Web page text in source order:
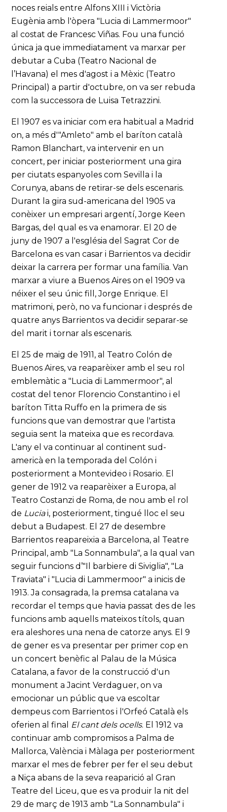
noces reials entre Alfons XIII i Victòria
Eugènia amb l'òpera "Lucia di Lammermoor"
al costat de Francesc Viñas. Fou una funció
única ja que immediatament va marxar per
debutar a Cuba (Teatro Nacional de
l’Havana) el mes d'agost i a Mèxic (Teatro
Principal) a partir d'octubre, on va ser rebuda
com la successora de Luisa Tetrazzini.
El 1907 es va iniciar com era habitual a Madrid
on, a més d'"Amleto" amb el baríton català
Ramon Blanchart, va intervenir en un
concert, per iniciar posteriorment una gira
per ciutats espanyoles com Sevilla i la
Corunya, abans de retirar-se dels escenaris.
Durant la gira sud-americana del 1905 va
conèixer un empresari argentí, Jorge Keen
Bargas, del qual es va enamorar. El 20 de
juny de 1907 a l'església del Sagrat Cor de
Barcelona es van casar i Barrientos va decidir
deixar la carrera per formar una família. Van
marxar a viure a Buenos Aires on el 1909 va
néixer el seu únic fill, Jorge Enrique. El
matrimoni, però, no va funcionar i després de
quatre anys Barrientos va decidir separar-se
del marit i tornar als escenaris.
El 25 de maig de 1911, al Teatro Colón de
Buenos Aires, va reaparèixer amb el seu rol
emblemàtic a "Lucia di Lammermoor", al
costat del tenor Florencio Constantino i el
baríton Titta Ruffo en la primera de sis
funcions que van demostrar que l'artista
seguia sent la mateixa que es recordava.
L'any el va continuar al continent sud-
americà en la temporada del Colón i
posteriorment a Montevideo i Rosario. El
gener de 1912 va reaparèixer a Europa, al
Teatro Costanzi de Roma, de nou amb el rol
de Luciai, posteriorment, tingué lloc el seu
debut a Budapest. El 27 de desembre
Barrientos reapareixia a Barcelona, al Teatre
Principal, amb "La Sonnambula", a la qual van
seguir funcions d’"Il barbiere di Siviglia", "La
Traviata" i "Lucia di Lammermoor" a inicis de
1913. Ja consagrada, la premsa catalana va
recordar el temps que havia passat des de les
funcions amb aquells mateixos títols, quan
era aleshores una nena de catorze anys. El 9
de gener es va presentar per primer cop en
un concert benèfic al Palau de la Música
Catalana, a favor de la construcció d'un
monument a Jacint Verdaguer, on va
emocionar un públic que va escoltar
dempeus com Barrientos i l'Orfeó Català els
oferien al final El cant dels ocells. El 1912 va
continuar amb compromisos a Palma de
Mallorca, València i Màlaga per posteriorment
marxar el mes de febrer per fer el seu debut
a Niça abans de la seva reaparició al Gran
Teatre del Liceu, que es va produir la nit del
29 de març de 1913 amb "La Sonnambula" i